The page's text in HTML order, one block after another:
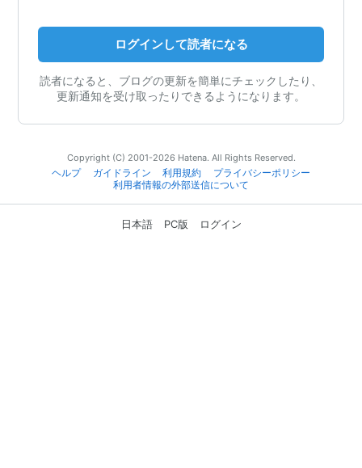
ログインして読者になる
読者になると、ブログの更新を簡単にチェックしたり、
更新通知を受け取ったりできるようになります。
Copyright (C) 2001-2026 Hatena. All Rights Reserved.
ヘルプ
ガイドライン 利用規約
プライバシーポリシー
利用者情報の外部送信について
日本語 PC版 ログイン